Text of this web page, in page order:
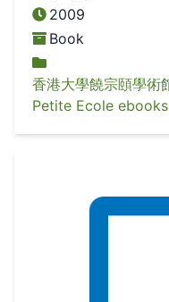
2009
Book
香港大學饒宗頤學術
Petite Ecole